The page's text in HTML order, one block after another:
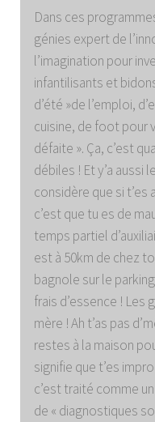
Dans ces
génies expert de
l’imagination pour
infantilisants et
d’été »de l’emploi,
cuisine, de foot pour
défaite ». Ça, c’est
débiles ! Et y’a aussi
considère que si
c’est que tu es de
temps partiel
est à 50km de chez
bagnole sur le
frais d’essence ! Les
mère ! Ah t’as pas
restes à la maison
signifie que t’es
c’est traité comme
de « diagnostiques